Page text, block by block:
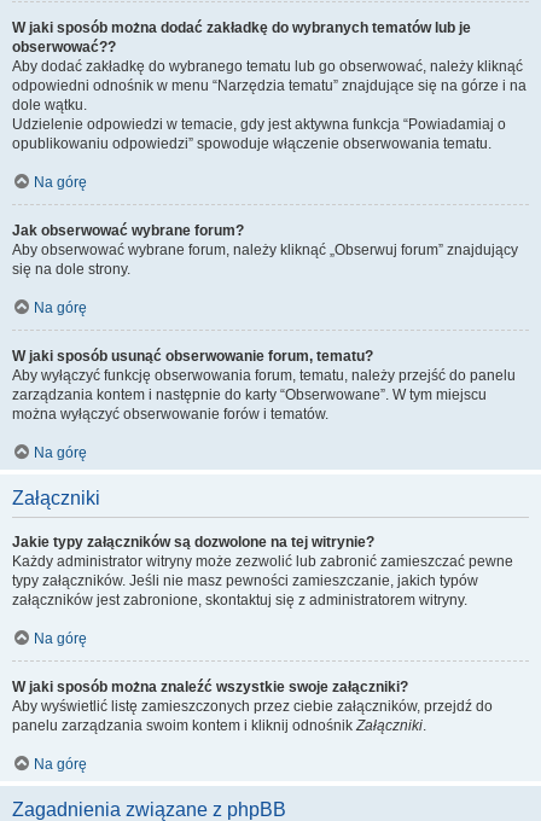
W jaki sposób można dodać zakładkę do wybranych tematów lub je
obserwować??
Aby dodać zakładkę do wybranego tematu lub go obserwować, należy kliknąć
odpowiedni odnośnik w menu “Narzędzia tematu” znajdujące się na górze i na
dole wątku.
Udzielenie odpowiedzi w temacie, gdy jest aktywna funkcja “Powiadamiaj o
opublikowaniu odpowiedzi” spowoduje włączenie obserwowania tematu.
Na górę
Jak obserwować wybrane forum?
Aby obserwować wybrane forum, należy kliknąć „Obserwuj forum” znajdujący
się na dole strony.
Na górę
W jaki sposób usunąć obserwowanie forum, tematu?
Aby wyłączyć funkcję obserwowania forum, tematu, należy przejść do panelu
zarządzania kontem i następnie do karty “Obserwowane”. W tym miejscu
można wyłączyć obserwowanie forów i tematów.
Na górę
Załączniki
Jakie typy załączników są dozwolone na tej witrynie?
Każdy administrator witryny może zezwolić lub zabronić zamieszczać pewne
typy załączników. Jeśli nie masz pewności zamieszczanie, jakich typów
załączników jest zabronione, skontaktuj się z administratorem witryny.
Na górę
W jaki sposób można znaleźć wszystkie swoje załączniki?
Aby wyświetlić listę zamieszczonych przez ciebie załączników, przejdź do
panelu zarządzania swoim kontem i kliknij odnośnikZałączniki.
Na górę
Zagadnienia związane z phpBB